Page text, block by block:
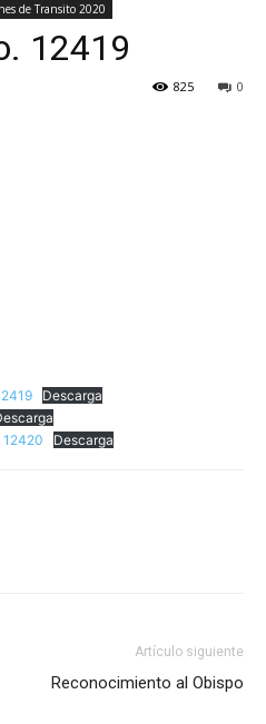
de Transito 2020
12419
0
825
Descarga
12420
Descarga
Artículo siguiente
Reconocimiento al Obispo